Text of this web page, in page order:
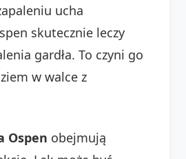
ucha
skutecznie leczy
gardła. To czyni go
w walce z
Ospen obejmują